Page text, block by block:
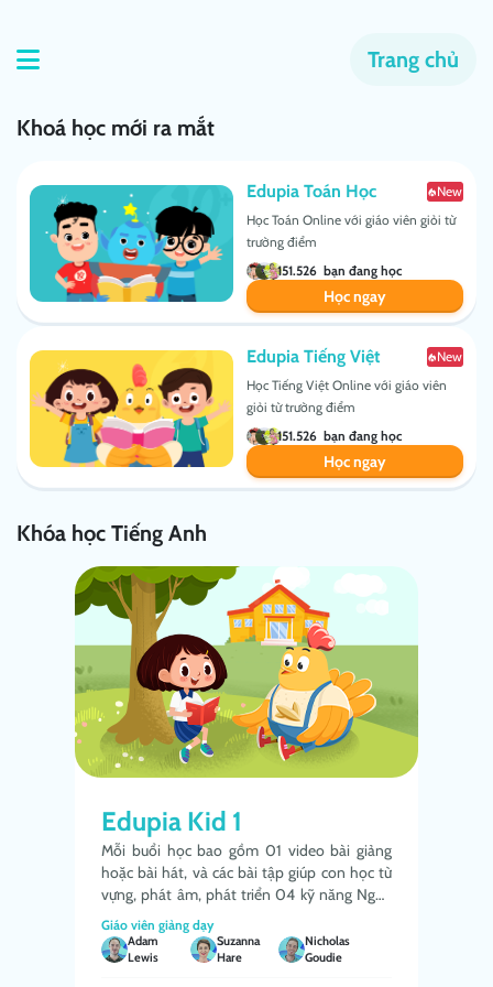
Trang chủ
Khoá học mới ra mắt
Edupia Toán Học
New
Học Toán Online với giáo viên giỏi từ
trường điểm
151.526 bạn đang học
Học ngay
Edupia Tiếng Việt
New
Học Tiếng Việt Online với giáo viên
giỏi từ trường điểm
151.526 bạn đang học
Học ngay
Khóa học Tiếng Anh
Edupia Kid 1
Mỗi buổi học bao gồm 01 video bài giảng
hoặc bài hát, và các bài tập giúp con học từ
vựng, phát âm, phát triển 04 kỹ năng Nghe
- Nói - Đọc - Viết. Các con học phát âm các
âm đơn cơ bản, chữ cái tiếng Anh, nói được
các từ vựng đơn chứa âm, và nói các mẫu
Giáo viên giảng dạy
Adam
Lewis
Suzanna
Hare
Nicholas
Goudie